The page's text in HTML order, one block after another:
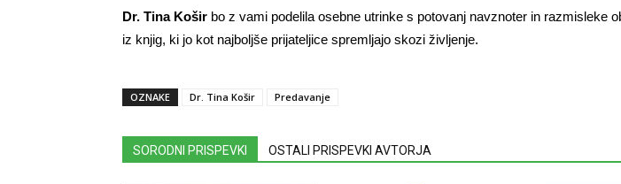
Dr. Tina Košir bo z vami podelila osebne utrinke s potovanj navznoter in razmisleke
iz knjig, ki jo kot najboljše prijateljice spremljajo skozi življenje.
OZNAKE Dr. Tina Košir Predavanje
SORODNI PRISPEVKI OSTALI PRISPEVKI AVTORJA